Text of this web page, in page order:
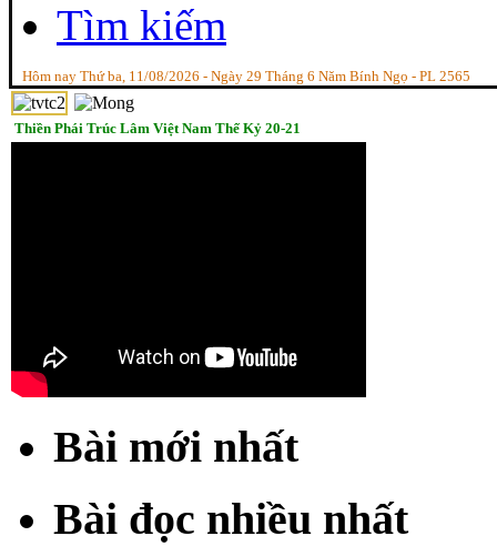
Tìm kiếm
Hôm nay Thứ ba, 11/08/2026 - Ngày 29 Tháng 6 Năm Bính Ngọ - PL 2565
Thiền Phái Trúc Lâm Việt Nam Thế Kỷ 20-21
Bài mới nhất
Bài đọc nhiều nhất